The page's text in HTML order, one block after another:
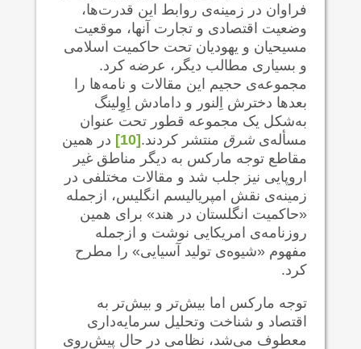
فراوان در زمینه‌ی روابط این قدرت‌ها،
وضعیت اقتصادی و تجارت آنها، موقعیت
مسیحیان و یهودیان تحت حاکمیت اسلامی
و بسیاری مطالب دیگر، عرضه کرد.
مجموعه‌ی حجیم این مقالات و نامه‌ها را
بعدها دخترش اِلنور و دامادش اِوِلینگ
به‌شکل یک مجموعه قطور تحت عنوان
مسأله‌ی شرق منتشر کردند.[10]
در همین
مقاطع توجه مارکس به دیگر مناطق غیر
اروپایی نیز جلب شد و مقالات مختلفی در
زمینه‌ی نقش امپریالیسم انگلیس، ازجمله
«حاکمیت انگلستان در هند» برای همین
روزنامه‌ی امریکایی نوشت‌ و ازجمله
مفهوم «شیوه‌ی تولید آسیایی» را مطرح
‌کرد.
توجه مارکس اما بیش‌تر و بیش‌تر به
اقتصاد و شناخت وتحلیل سرمایه‌داری
معطوف می‌شد، نظامی در حال پیش‌روی